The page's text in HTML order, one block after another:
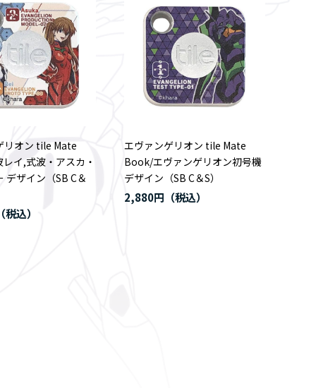
リオン tile Mate
イ,式波・アスカ・
デザイン（SB C＆
エヴァンゲリオン tile Mate
Book/エヴァンゲリオン初号機
デザイン（SB C＆S）
2,880円